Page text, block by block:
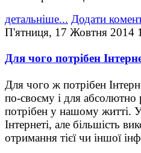
детальніше... Додати
П'ятниця, 17 Жовтня 2014
Для чого потрібен
Для чого ж потрібен
по-своєму і для абсолютно
потрібен у нашому житті.
Інтернеті, але більшість
отримання тієї чи іншої